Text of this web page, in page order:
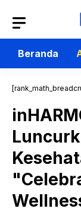
isi
Beranda